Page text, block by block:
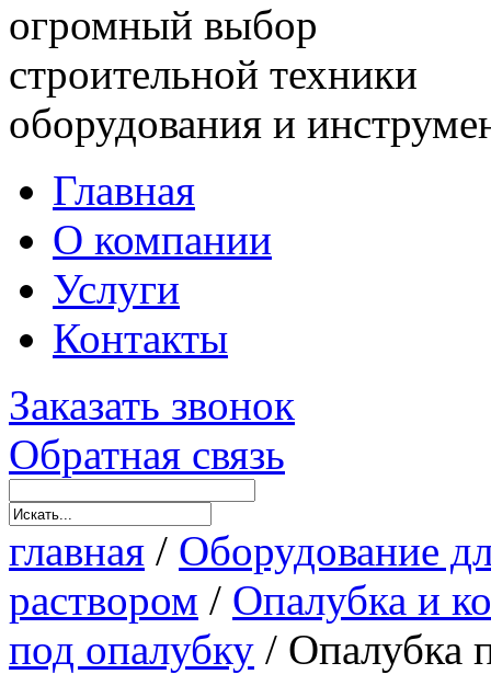
огромный выбор
строительной техники
оборудования и
Главная
О компании
Услуги
Контакты
Заказать звонок
Обратная связь
главная / Оборудование
раствором / Опалубка и
под опалубку / Опалубка